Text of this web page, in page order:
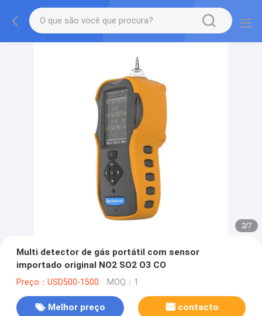
2/7
Multi detector de gás portátil com sensor
importado original NO2 SO2 O3 CO
Preço：USD500-1500 MOQ：1
Melhor preço contacto